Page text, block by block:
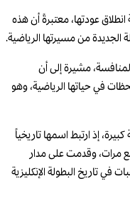
عودتها، معتبرةً أن هذه
الجديدة من مسيرتها الرياضية.
مشيرة إلى أن
في حياتها الرياضية، وهو
إذ ارتبط اسمها تاريخياً
مرات، وقدمت على مدار
في تاريخ البطولة الإنكليزية